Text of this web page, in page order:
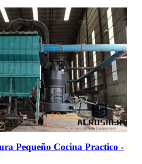
Pequeño Cocina Practico -